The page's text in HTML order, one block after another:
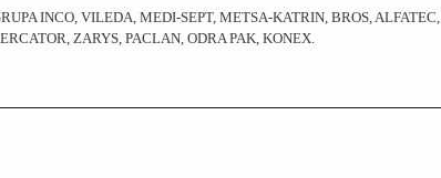
INCO, VILEDA, MEDI-SEPT, METSA-KATRIN, BROS,
ZARYS, PACLAN, ODRA PAK, KONEX.